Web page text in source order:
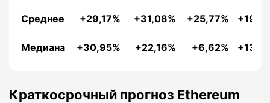
Среднее +29,17% +31,08% +25,77%
Медиана +30,95% +22,16% +6,62%
Краткосрочный прогноз Ethereum